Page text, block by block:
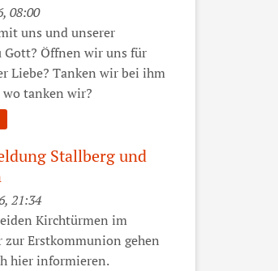
08:00
uns und unserer
Gott? Öffnen wir uns für
Liebe? Tanken wir bei ihm
tanken wir?
Stallberg und
21:34
Kirchtürmen im
zur Erstkommunion gehen
hier informieren.